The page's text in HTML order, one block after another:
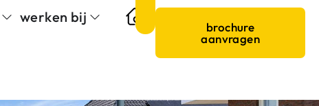
werken bij
brochure
aanvragen